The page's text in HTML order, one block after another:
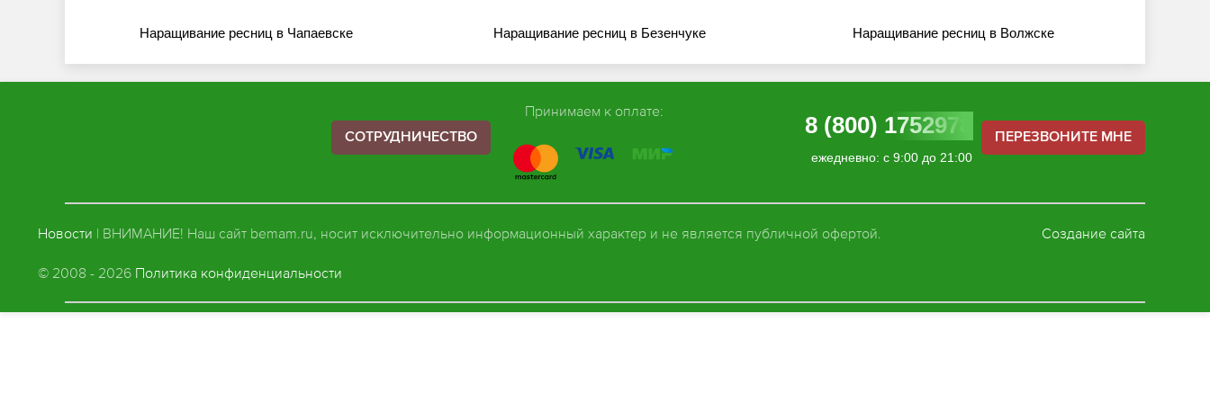
Наращивание ресниц в Чапаевске Наращивание ресниц в Безенчуке Наращивание ресниц в Волжске
СОТРУДНИЧЕСТВО
Принимаем к оплате:
8 (800) 1752978
ежедневно: с 9:00 до 21:00
ПЕРЕЗВОНИТЕ МНЕ
Новости | ВНИМАНИЕ! Наш сайт bemam.ru, носит исключительно информационный характер и не является публичной офертой.
© 2008 - 2026 Политика конфиденциальности
Создание сайта